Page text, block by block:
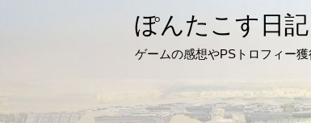
ぽんたこす日
ゲームの感想やPSトロフィー